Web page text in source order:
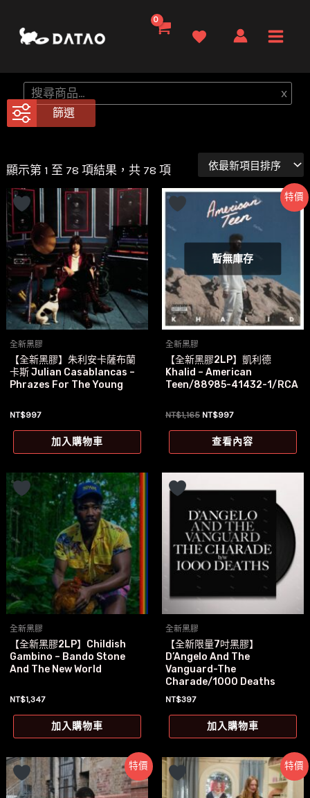
要
內
Menu
搜
尋
x
篩選
顯示第 1 至 78 項結果，共 78 項
全新黑膠
【全新黑膠】朱利安卡薩布蘭
卡斯 Julian Casablancas –
Phrazes For The Young
NT$997
加入購物車
特價
暫無庫存
全新黑膠
【全新黑膠2LP】凱利德
Khalid – American
Teen/88985-41432-1/RCA
NT$1,165 原
格：
NT$997目
價
格：
查看內容
全新黑膠
【全新黑膠2LP】Childish
Gambino – Bando Stone
And The New World
NT$1,347
加入購物車
全新黑膠
【全新限量7吋黑膠】
D’Angelo And The
Vanguard-The
Charade/1000 Deaths
NT$397
加入購物車
特價 特價